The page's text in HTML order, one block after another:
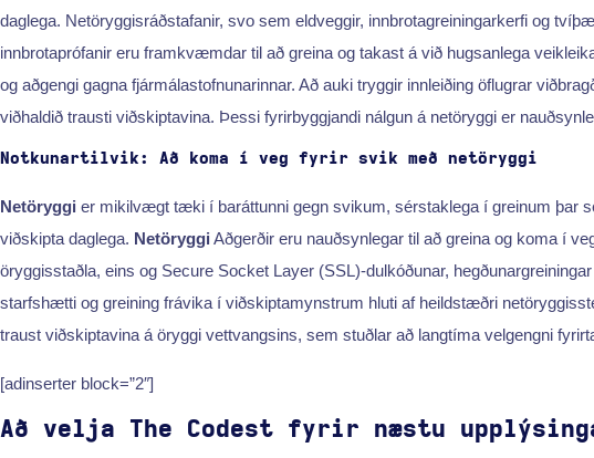
daglega. Netöryggisráðstafanir, svo sem eldveggir, innbrotagreiningarkerfi og
innbrotaprófanir eru framkvæmdar til að greina og takast á við hugsanlega
og aðgengi gagna fjármálastofnunarinnar. Að auki tryggir innleiðing öflugrar
viðhaldið trausti viðskiptavina. Þessi fyrirbyggjandi nálgun á netöryggi er
Notkunartilvik: Að koma í veg fyrir svik með netöryggi
Netöryggi er mikilvægt tæki í baráttunni gegn svikum, sérstaklega í greinum þar
viðskipta daglega. Netöryggi Aðgerðir eru nauðsynlegar til að greina og koma í
öryggisstaðla, eins og Secure Socket Layer (SSL)-dulkóðunar,
starfshætti og greining frávika í viðskiptamynstrum hluti af heildstæðri
traust viðskiptavina á öryggi vettvangsins, sem stuðlar að langtíma velgengni
[adinserter block=”2″]
Að velja The Codest fyrir næstu